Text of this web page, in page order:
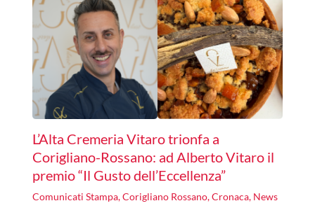
L’Alta Cremeria Vitaro trionfa a
Corigliano-Rossano: ad Alberto Vitaro il
premio “Il Gusto dell’Eccellenza”
Comunicati Stampa,Corigliano Rossano,Cronaca, News